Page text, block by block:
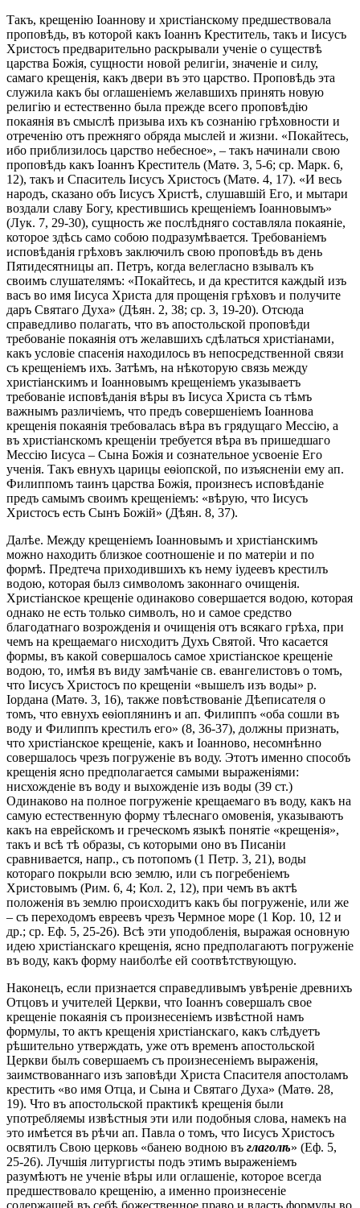
Такъ, крещенію Іоаннову и христіанскому предшествовала
проповѣдь, въ которой какъ Іоаннъ Креститель, такъ и Іисусъ
Христосъ предварительно раскрывали ученіе о существѣ
царства Божія, сущности новой религіи, значеніе и силу,
самаго крещенія, какъ двери въ это царство. Проповѣдь эта
служила какъ бы оглашеніемъ желавшихъ принять новую
религію и естественно была прежде всего проповѣдію
покаянія въ смыслѣ призыва ихъ къ сознанію грѣховности и
отреченію отъ прежняго обряда мыслей и жизни. «Покайтесь,
ибо приблизилось царство небесное», – такъ начинали свою
проповѣдь какъ Іоаннъ Креститель (Матѳ. 3, 5-6; ср. Марк. 6,
12), такъ и Спаситель Іисусъ Христосъ (Матѳ. 4, 17). «И весь
народъ, сказано объ Іисусъ Христѣ, слушавшій Его, и мытари
воздали славу Богу, крестившись крещеніемъ Іоанновымъ»
(Лук. 7, 29-30), сущность же послѣдняго составляла покаяніе,
которое здѣсь само собою подразумѣвается. Требованіемъ
исповѣданія грѣховъ заключилъ свою проповѣдь въ день
Пятидесятницы ап. Петръ, когда велегласно взывалъ къ
своимъ слушателямъ: «Покайтесь, и да крестится каждый изъ
васъ во имя Іисуса Христа для прощенія грѣховъ и получите
даръ Святаго Духа» (Дѣян. 2, 38; ср. 3, 19-20). Отсюда
справедливо полагать, что въ апостольской проповѣди
требованіе покаянія отъ желавшихъ сдѣлаться христіанами,
какъ условіе спасенія находилось въ непосредственной связи
съ крещеніемъ ихъ. Затѣмъ, на нѣкоторую связь между
христіанскимъ и Іоанновымъ крещеніемъ указываетъ
требованіе исповѣданія вѣры въ Іисуса Христа съ тѣмъ
важнымъ различіемъ, что предъ совершеніемъ Іоаннова
крещенія покаянія требовалась вѣра въ грядущаго Мессію, а
въ христіанскомъ крещеніи требуется вѣра въ пришедшаго
Мессію Іисуса – Сына Божія и сознательное усвоеніе Его
ученія. Такъ евнухъ царицы еѳіопской, по изъясненіи ему ап.
Филиппомъ таинъ царства Божія, произнесъ исповѣданіе
предъ самымъ своимъ крещеніемъ: «вѣрую, что Іисусъ
Христосъ есть Сынъ Божій» (Дѣян. 8, 37).
Далѣе. Между крещеніемъ Іоанновымъ и христіанскимъ
можно находить близкое соотношеніе и по матеріи и по
формѣ. Предтеча приходившихъ къ нему іудеевъ крестилъ
водою, которая былз символомъ законнаго очищенія.
Христіанское крещеніе одинаково совершается водою, которая
однако не есть только символъ, но и самое средство
благодатнаго возрожденія и очищенія отъ всякаго грѣха, при
чемъ на крещаемаго нисходитъ Духъ Святой. Что касается
формы, въ какой совершалось самое христіанское крещеніе
водою, то, имѣя въ виду замѣчаніе св. евангелистовъ о томъ,
что Іисусъ Христосъ по крещеніи «вышелъ изъ воды» р.
Іордана (Матѳ. 3, 16), также повѣствованіе Дѣеписателя о
томъ, что евнухъ еѳіоплянинъ и ап. Филиппъ «оба сошли въ
воду и Филиппъ крестилъ его» (8, 36-37), должны признать,
что христіанское крещеніе, какъ и Іоанново, несомнѣнно
совершалось чрезъ погруженіе въ воду. Этотъ именно способъ
крещенія ясно предполагается самыми выраженіями:
нисхожденіе въ воду и выхожденіе изъ воды (39 ст.)
Одинаково на полное погруженіе крещаемаго въ воду, какъ на
самую естественную форму тѣлеснаго омовенія, указываютъ
какъ на еврейскомъ и греческомъ языкѣ понятіе «крещенія»,
такъ и всѣ тѣ образы, съ которыми оно въ Писаніи
сравнивается, напр., съ потопомъ (1 Петр. 3, 21), воды
котораго покрыли всю землю, или съ погребеніемъ
Христовымъ (Рим. 6, 4; Кол. 2, 12), при чемъ въ актѣ
положенія въ землю происходитъ какъ бы погруженіе, или же
– съ переходомъ евреевъ чрезъ Чермное море (1 Кор. 10, 12 и
др.; ср. Еф. 5, 25-26). Всѣ эти уподобленія, выражая основную
идею христіанскаго крещенія, ясно предполагаютъ погруженіе
въ воду, какъ форму наиболѣе ей соотвѣтствующую.
Наконецъ, если признается справедливымъ увѣреніе древнихъ
Отцовъ и учителей Церкви, что Іоаннъ совершалъ свое
крещеніе покаянія съ произнесеніемъ извѣстной намъ
формулы, то актъ крещенія христіанскаго, какъ слѣдуетъ
рѣшительно утверждать, уже отъ временъ апостольской
Церкви былъ совершаемъ съ произнесеніемъ выраженія,
заимствованнаго изъ заповѣди Христа Спасителя апостоламъ
крестить «во имя Отца, и Сына и Святаго Духа» (Матѳ. 28,
19). Что въ апостольской практикѣ крещенія были
употребляемы извѣстныя эти или подобныя слова, намекъ на
это имѣется въ рѣчи ап. Павла о томъ, что Іисусъ Христосъ
освятилъ Свою церковь «банею водною въ глаголѣ» (Еф. 5,
25-26). Лучшія литургисты подъ этимъ выраженіемъ
разумѣютъ не ученіе вѣры или оглашеніе, которое всегда
предшествовало крещенію, а именно произнесеніе
содержащей въ себѣ божественное право и власть формулы во